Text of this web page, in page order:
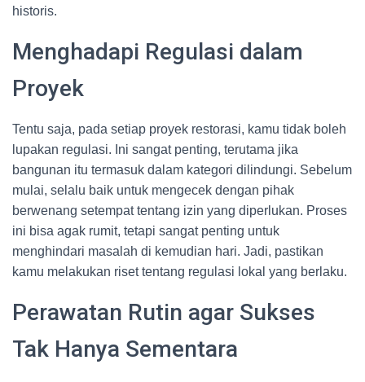
historis.
Menghadapi Regulasi dalam
Proyek
Tentu saja, pada setiap proyek restorasi, kamu tidak boleh
lupakan regulasi. Ini sangat penting, terutama jika
bangunan itu termasuk dalam kategori dilindungi. Sebelum
mulai, selalu baik untuk mengecek dengan pihak
berwenang setempat tentang izin yang diperlukan. Proses
ini bisa agak rumit, tetapi sangat penting untuk
menghindari masalah di kemudian hari. Jadi, pastikan
kamu melakukan riset tentang regulasi lokal yang berlaku.
Perawatan Rutin agar Sukses
Tak Hanya Sementara